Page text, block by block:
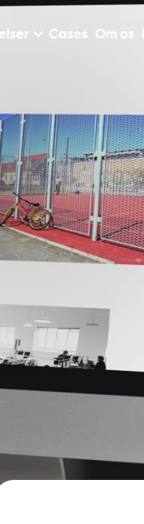
Cases Om os